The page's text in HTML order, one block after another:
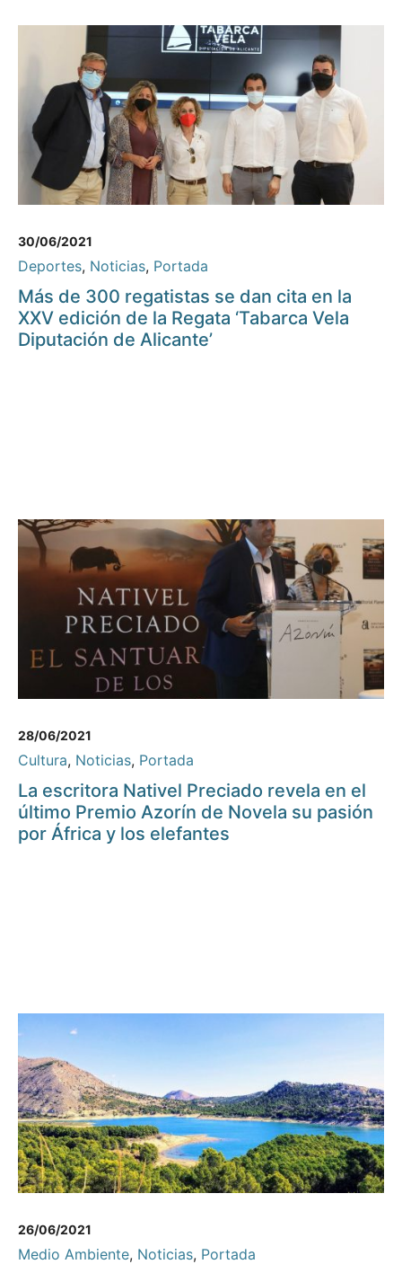
30/06/2021
Deportes, Noticias, Portada
Más de 300 regatistas se dan cita en la
XXV edición de la Regata ‘Tabarca Vela
Diputación de Alicante’
28/06/2021
Cultura, Noticias, Portada
La escritora Nativel Preciado revela en el
último Premio Azorín de Novela su pasión
por África y los elefantes
26/06/2021
Medio Ambiente, Noticias, Portada